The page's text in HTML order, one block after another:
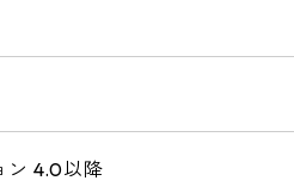
ン 4.0以降